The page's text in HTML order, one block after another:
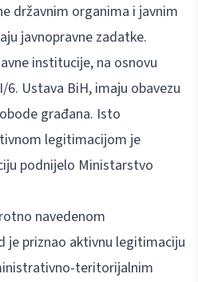
državnim organima i javnim
javnopravne zadatke.
institucije, na osnovu
6. Ustava BiH, imaju obavezu
građana. Isto
legitimacijom je
podnijelo Ministarstvo
navedenom
je priznao aktivnu legitimaciju
teritorijalnim